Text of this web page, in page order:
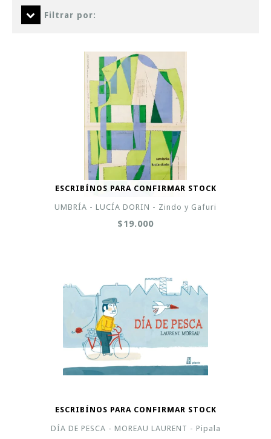
Filtrar por:
ESCRIBÍNOS PARA CONFIRMAR STOCK
UMBRÍA - LUCÍA DORIN - Zindo y Gafuri
$19.000
ESCRIBÍNOS PARA CONFIRMAR STOCK
DÍA DE PESCA - MOREAU LAURENT - Pipala